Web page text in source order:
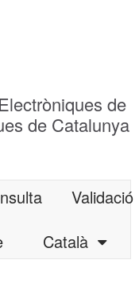
de
de Catalunya
Validació
Català